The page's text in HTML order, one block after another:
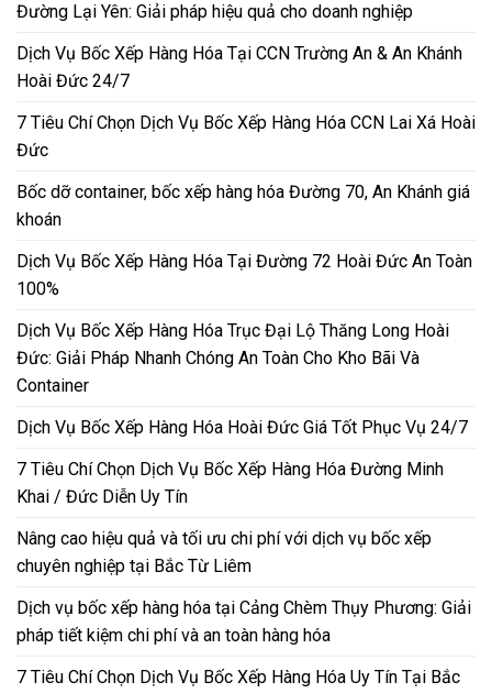
Đường Lại Yên: Giải pháp hiệu quả cho doanh nghiệp
Dịch Vụ Bốc Xếp Hàng Hóa Tại CCN Trường An & An Khánh
Hoài Đức 24/7
7 Tiêu Chí Chọn Dịch Vụ Bốc Xếp Hàng Hóa CCN Lai Xá Hoài
Đức
Bốc dỡ container, bốc xếp hàng hóa Đường 70, An Khánh giá
khoán
Dịch Vụ Bốc Xếp Hàng Hóa Tại Đường 72 Hoài Đức An Toàn
100%
Dịch Vụ Bốc Xếp Hàng Hóa Trục Đại Lộ Thăng Long Hoài
Đức: Giải Pháp Nhanh Chóng An Toàn Cho Kho Bãi Và
Container
Dịch Vụ Bốc Xếp Hàng Hóa Hoài Đức Giá Tốt Phục Vụ 24/7
7 Tiêu Chí Chọn Dịch Vụ Bốc Xếp Hàng Hóa Đường Minh
Khai / Đức Diễn Uy Tín
Nâng cao hiệu quả và tối ưu chi phí với dịch vụ bốc xếp
chuyên nghiệp tại Bắc Từ Liêm
Dịch vụ bốc xếp hàng hóa tại Cảng Chèm Thụy Phương: Giải
pháp tiết kiệm chi phí và an toàn hàng hóa
7 Tiêu Chí Chọn Dịch Vụ Bốc Xếp Hàng Hóa Uy Tín Tại Bắc